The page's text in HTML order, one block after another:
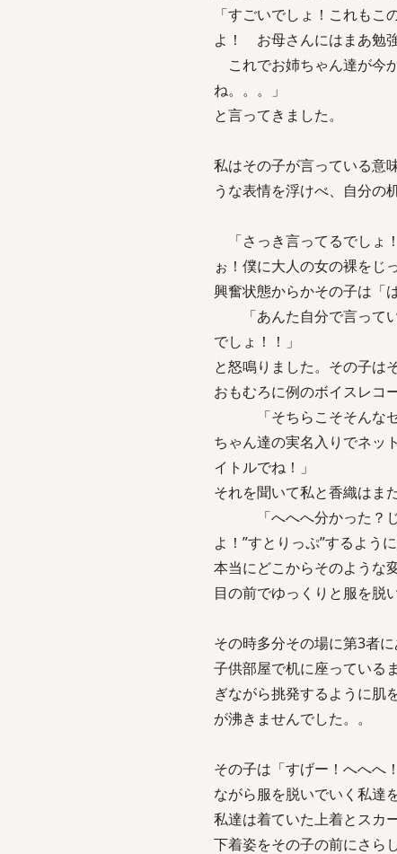
「すごいでしょ！これも
よ！ お母さんにはまあ勉
これでお姉ちゃん達が今
ね。。。」
と言ってきました。
私はその子が言っている意
うな表情を浮けべ、自分の
「さっき言ってるでしょ
ぉ！僕に大人の女の裸をじ
興奮状態からかその子は「
「あんた自分で言ってい
でしょ！！」
と怒鳴りました。その子は
おもむろに例のボイスレコ
「そちらこそそんなセ
ちゃん達の実名入りでネッ
イトルでね！」
それを聞いて私と香織はま
「へへへ分かった？じ
よ！”すとりっぷ”するよう
本当にどこからそのような
目の前でゆっくりと服を脱
その時多分その場に第3者
子供部屋で机に座っている
ぎながら挑発するように肌
が沸きませんでした。。
その子は「すげー！へへへ
ながら服を脱いでいく私達
私達は着ていた上着とスカ
下着姿をその子の前にさら